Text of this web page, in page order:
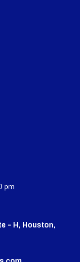
pm
- H, Houston,